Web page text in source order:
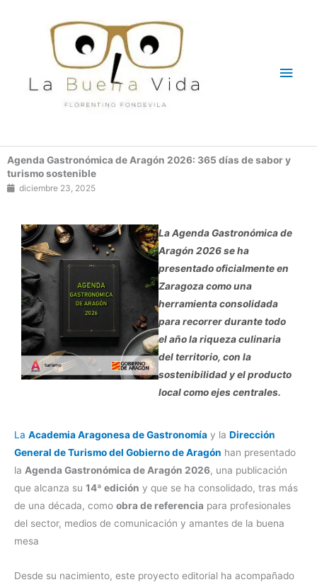
Agenda Gastronómica de Aragón 2026: 365 días de sabor y
turismo sostenible
diciembre 23, 2025
La Agenda Gastronómica de
Aragón 2026 se ha
presentado oficialmente en
Zaragoza como una
herramienta consolidada
para recorrer durante todo
el año la riqueza culinaria
del territorio, con la
sostenibilidad y el producto
local como ejes centrales.
La Academia Aragonesa de Gastronomía y la Dirección
General de Turismo del Gobierno de Aragón han presentado
la Agenda Gastronómica de Aragón 2026, una publicación
que alcanza su 14ª edición y que se ha consolidado, tras más
de una década, como obra de referencia para profesionales
del sector, medios de comunicación y amantes de la buena
mesa
Desde su nacimiento, este proyecto editorial ha acompañado